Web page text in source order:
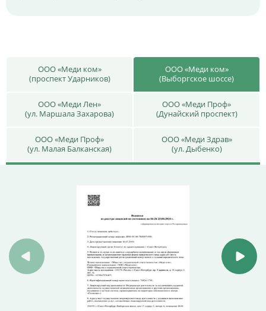
ООО «Меди ком»
(проспект Ударников)
ООО «Меди ком»
(Выборгское шоссе)
ООО «Меди Лен»
(ул. Маршала Захарова)
ООО «Меди Проф»
(Дунайский проспект)
ООО «Меди Проф»
(ул. Малая Балканская)
ООО «Меди Здрав»
(ул. Дыбенко)